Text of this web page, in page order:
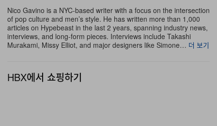
이지 않지만 확실한 기능성을 갖춘 피스, 러닝 전 집을 나설
때부터 러닝이 끝난 뒤까지 계속 입고 싶어지는 옷을 지향
했습니다.”
UNNA의 Spring/Summer 2027 컬렉션은 2027년 봄,
브랜드 공식 웹스토어와 전 세계 주요 셀렉트 리테일러를
Nico Gavino is a NYC-based writer with a focus on the intersection
of pop culture and men’s style. He has written more than 1,000
articles on Hypebeast in the last 2 years, spanning industry news,
interviews, and long-form pieces. Interviews include Takashi
Murakami, Missy Elliot, and major designers like Simone… 더 보기
HBX에서 쇼핑하기